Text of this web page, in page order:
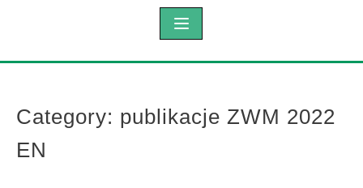
Category: publikacje ZWM 2022
EN